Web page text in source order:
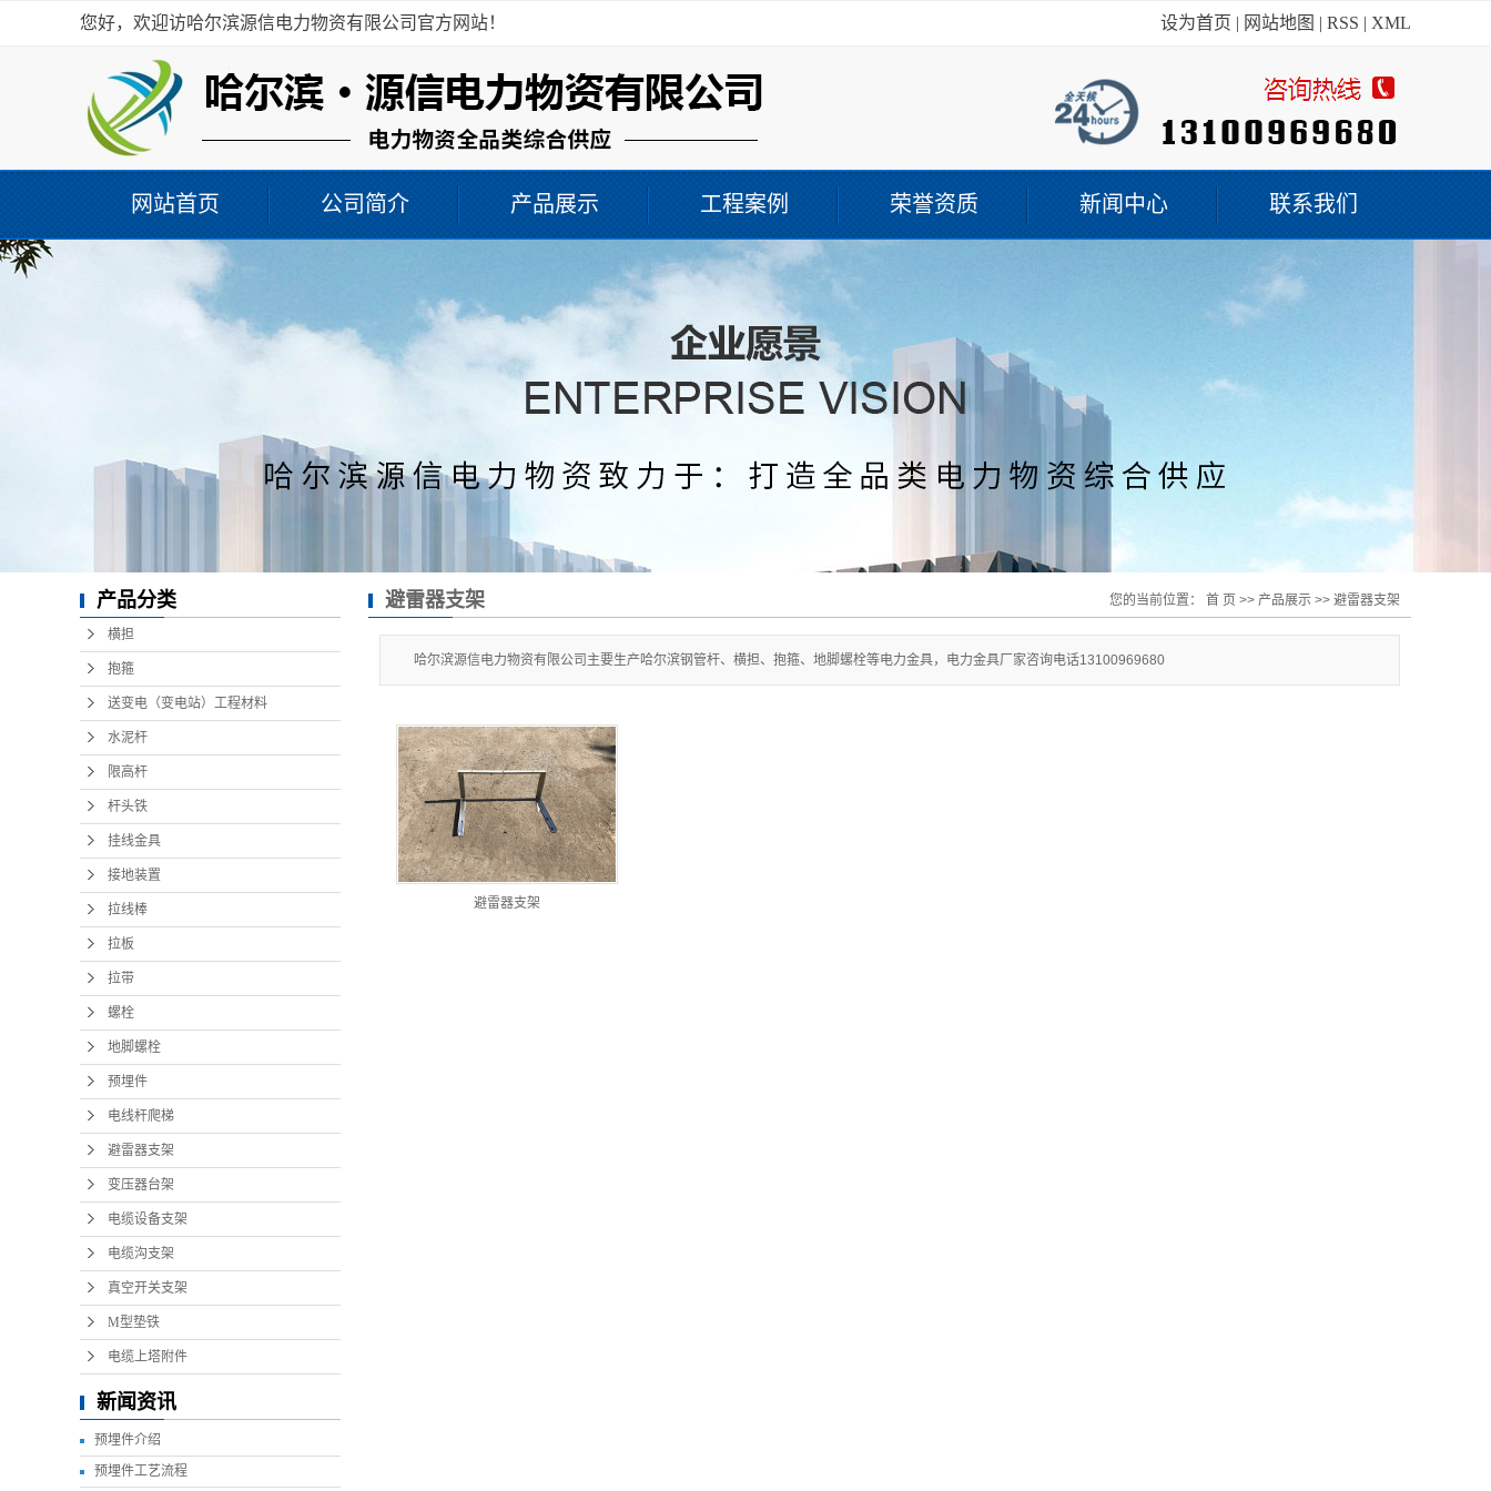
您好，欢迎访哈尔滨源信电力物资有限公司官方网站！ 设为首页 | 网站地图 | RSS | XML
网站首页 公司简介 产品展示 工程案例 荣誉资质 新闻中心 联系我们
产品分类
横担
抱箍
送变电（变电站）工程材料
水泥杆
限高杆
杆头铁
挂线金具
接地装置
拉线棒
拉板
拉带
螺栓
地脚螺栓
预埋件
电线杆爬梯
避雷器支架
变压器台架
电缆设备支架
电缆沟支架
真空开关支架
M型垫铁
电缆上塔附件
新闻资讯
预埋件介绍
预埋件工艺流程
避雷器支架 您的当前位置： 首 页 >> 产品展示 >> 避雷器支架
哈尔滨源信电力物资有限公司主要生产哈尔滨钢管杆、横担、抱箍、地脚螺栓等电力金具，电力金具厂家咨询电话13100969680
避雷器支架